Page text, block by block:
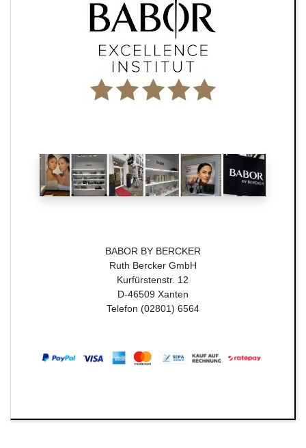
BABOR BY BERCKER
Ruth Bercker GmbH
Kurfürstenstr. 12
D-46509 Xanten
Telefon (02801) 6564